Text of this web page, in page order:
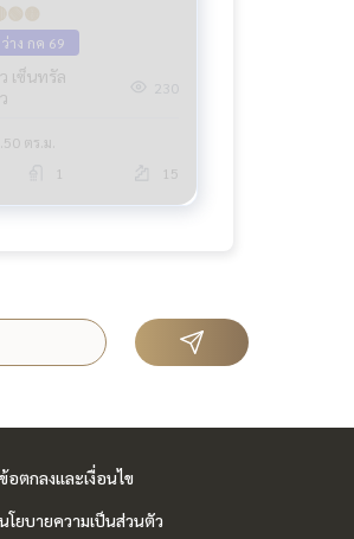
ว่าง กค 69
เซ็นทรัล
230
ตร.ม.
1 15
ข้อตกลงและเงื่อนไข
นโยบายความเป็นส่วนตัว